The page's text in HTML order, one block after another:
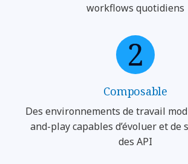
workflows quotidiens
Composable
Des environnements de travail
and-play capables d’évoluer et de
des API